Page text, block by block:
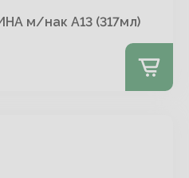
м/нак А13 (317мл)